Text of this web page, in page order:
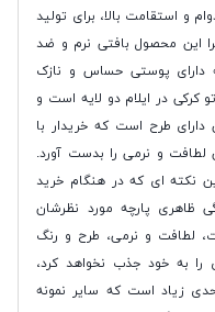
و استقامت بالا، برای تولید
این محصول بافتی نرم و ضد
دارای پوستی حساس و نازک
در ایلام دو لایه است و
طرح است که خریدار با
لطافت و نرمی را بدست آورد.
نکته ای که در هنگام خرید
ظاهری پارچه مورد نظرشان
لطافت و نرمی، طرح و رنگ
را به خود جذب نخواهد کرد،
زیاد است که سایر نمونه